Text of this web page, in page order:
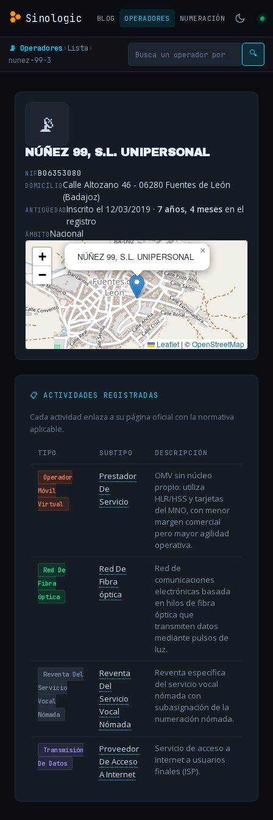
Sinologic BLOG OPERADORES NUMERACIÓN
📡 Operadores› Lista›
nunez-99-3
🔍
📡
NÚÑEZ 99, S.L. UNIPERSONAL
NIFB06353080
DOMICILIOCalle Altozano 46 - 06280 Fuentes de León
(Badajoz)
ANTIGÜEDADInscrito el 12/03/2019 · 7 años, 4 meses en el
registro
ÁMBITONacional
NÚÑEZ 99, S.L. UNIPERSONAL
×
+
−
Leaflet | ©OpenStreetMap
📋 ACTIVIDADES REGISTRADAS
Cada actividad enlaza a su página oficial con la normativa
aplicable.
TIPO SUBTIPO DESCRIPCIÓN
Operador
Móvil
Virtual
Prestador
De
Servicio
OMV sin núcleo
propio: utiliza
HLR/HSS y tarjetas
del MNO, con menor
margen comercial
pero mayor agilidad
operativa.
Red De
Fibra
óptica
Red De
Fibra
óptica
Red de
comunicaciones
electrónicas basada
en hilos de fibra
óptica que
transmiten datos
mediante pulsos de
luz.
Reventa Del
Servicio
Vocal
Nómada
Reventa
Del
Servicio
Vocal
Nómada
Reventa específica
del servicio vocal
nómada con
subasignación de la
numeración nómada.
Transmisión
De Datos
Proveedor
De Acceso
A Internet
Servicio de acceso a
internet a usuarios
finales (ISP).